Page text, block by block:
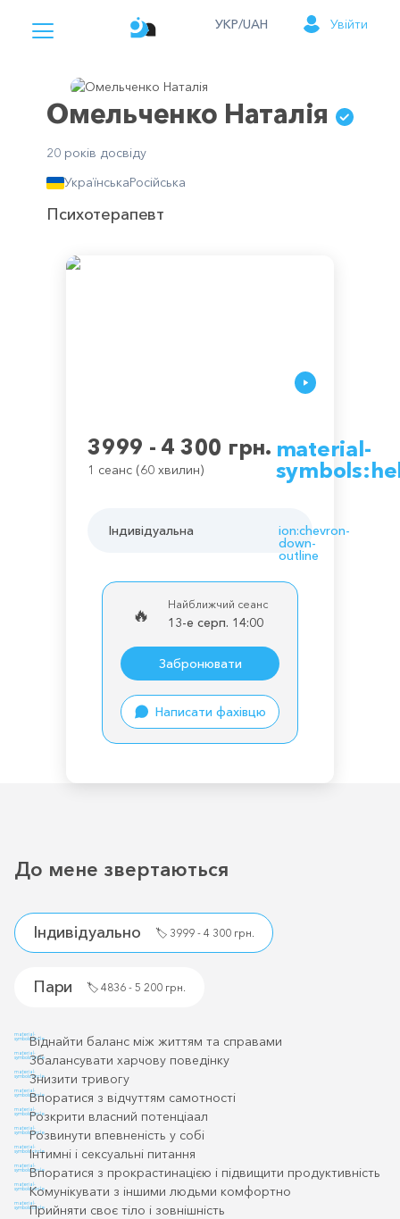
УКР/UAH Увійти
Омельченко Наталія
20 років досвіду
УкраїнськаРосійська
Психотерапевт
3999 - 4 300 грн. material-
1 сеанс (60 хвилин)
Індивідуальна ion:chevron-
down-
outline
🔥
Найближчий сеанс
13-е серп. 14:00
Забронювати
Написати фахівцю
До мене звертаються
Індивідуально 🏷️ 3999 - 4 300 грн.
Пари 🏷️4836 - 5 200 грн.
material-
symbols:circleВіднайти баланс між життям та справами
material-
symbols:circleЗбалансувати харчову поведінку
material-
symbols:circleЗнизити тривогу
material-
symbols:circleВпоратися з відчуттям самотності
material-
symbols:circleРозкрити власний потенціаал
material-
symbols:circleРозвинути впевненість у собі
material-
symbols:circleІнтимні і сексуальні питання
material-
symbols:circleВпоратися з прокрастинацією і підвищити продуктивність
material-
symbols:circleКомунікувати з іншими людьми комфортно
material-
symbols:circleПрийняти своє тіло і зовнішність